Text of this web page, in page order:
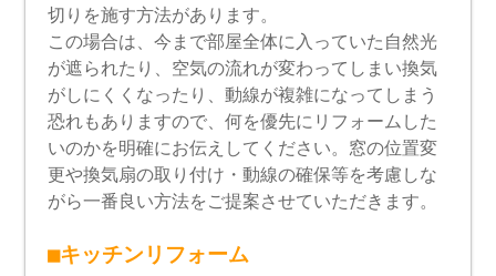
切りを施す方法があります。
この場合は、今まで部屋全体に入っていた自然光
が遮られたり、空気の流れが変わってしまい換気
がしにくくなったり、動線が複雑になってしまう
恐れもありますので、何を優先にリフォームした
いのかを明確にお伝えしてください。窓の位置変
更や換気扇の取り付け・動線の確保等を考慮しな
がら一番良い方法をご提案させていただきます。
■キッチンリフォーム